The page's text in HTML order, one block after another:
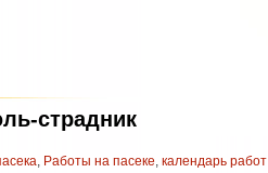
страдник
, Работы на пасеке, календарь работ